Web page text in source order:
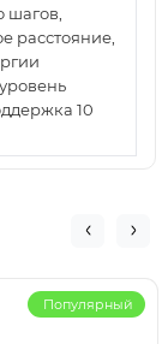
шагов,
расстояние,
10
Популярный